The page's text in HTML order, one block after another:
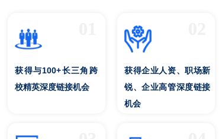
获得与100+长三角跨
校精英深度链接机会
获得企业人资、职场新
锐、企业高管深度链接
机会